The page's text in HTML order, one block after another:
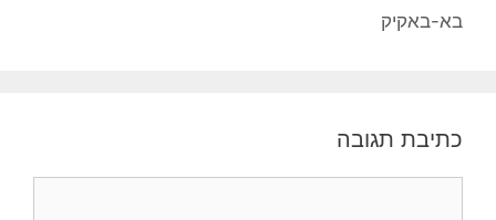
בא-באקיק
כתיבת תגובה